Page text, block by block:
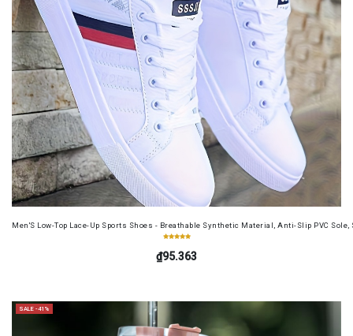
Men'S Low-Top Lace-Up Sports Shoes - Breathable Synthetic Material, Anti-Slip PVC
₫95.363
SALE -41%